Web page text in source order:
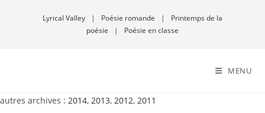
Lyrical Valley | Poésie romande |
Printemps de la
poésie
| Poésie en classe
MENU
autres archives : 2014, 2013, 2012, 2011